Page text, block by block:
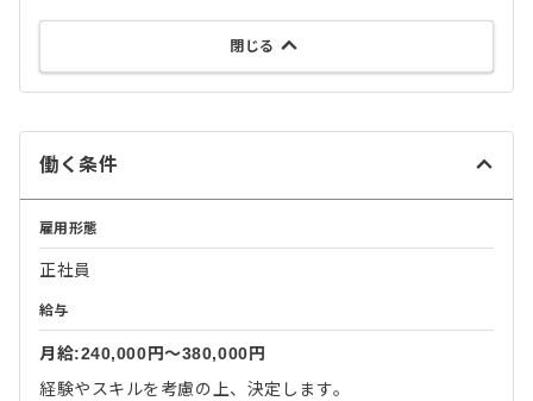
閉じる
働く条件
雇用形態
正社員
給与
月給:240,000円〜380,000円
経験やスキルを考慮の上、決定します。